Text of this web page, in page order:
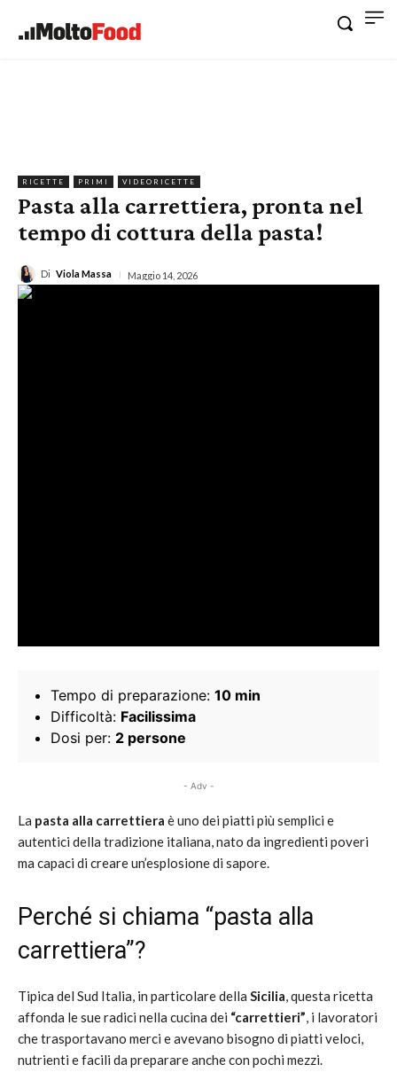
RICETTE PRIMI VIDEORICETTE
Pasta alla carrettiera, pronta nel
tempo di cottura della pasta!
Di Viola Massa Maggio 14, 2026
Tempo di preparazione: 10 min
Difficoltà: Facilissima
Dosi per: 2 persone
- Adv -
La pasta alla carrettiera è uno dei piatti più semplici e
autentici della tradizione italiana, nato da ingredienti poveri
ma capaci di creare un’esplosione di sapore.
Perché si chiama “pasta alla
carrettiera”?
Tipica del Sud Italia, in particolare della Sicilia, questa ricetta
affonda le sue radici nella cucina dei “carrettieri”, i lavoratori
che trasportavano merci e avevano bisogno di piatti veloci,
nutrienti e facili da preparare anche con pochi mezzi.